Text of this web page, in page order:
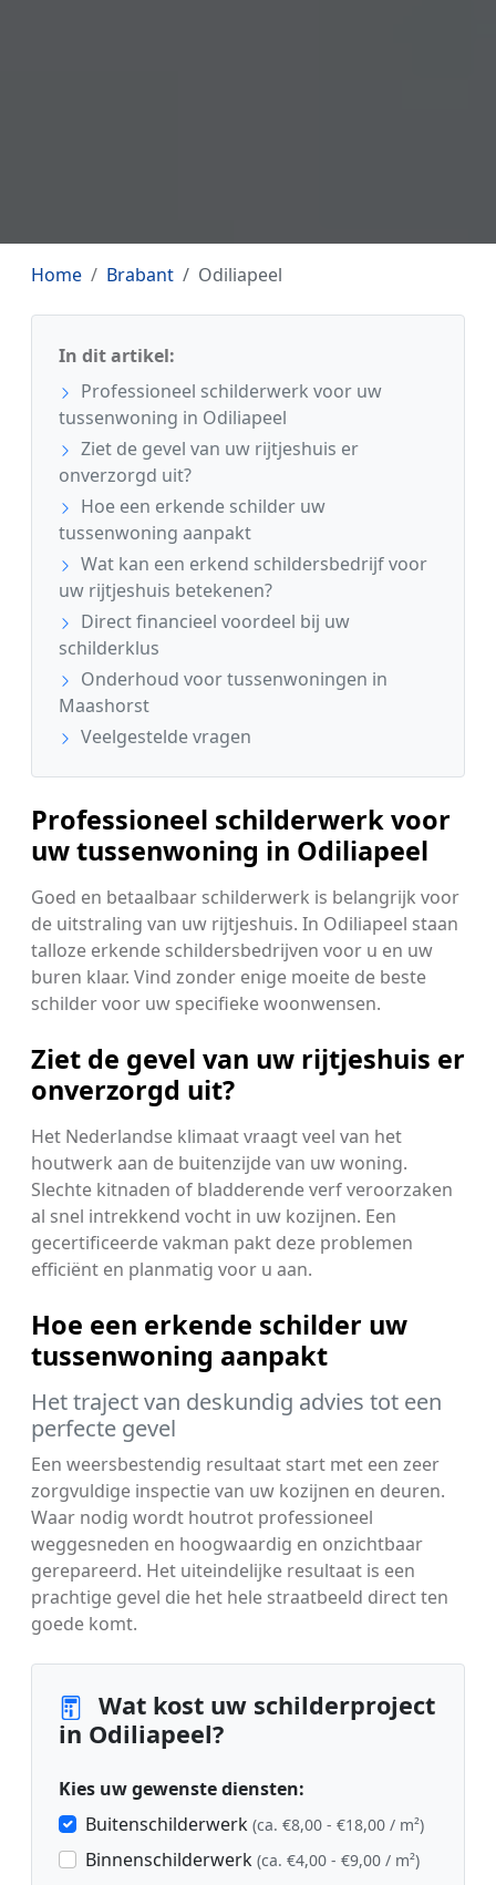
Home Brabant Odiliapeel
In dit artikel:
Professioneel schilderwerk voor uw
tussenwoning in Odiliapeel
Ziet de gevel van uw rijtjeshuis er
onverzorgd uit?
Hoe een erkende schilder uw
tussenwoning aanpakt
Wat kan een erkend schildersbedrijf voor
uw rijtjeshuis betekenen?
Direct financieel voordeel bij uw
schilderklus
Onderhoud voor tussenwoningen in
Maashorst
Veelgestelde vragen
Professioneel schilderwerk voor
uw tussenwoning in Odiliapeel
Goed en betaalbaar schilderwerk is belangrijk voor
de uitstraling van uw rijtjeshuis. In Odiliapeel staan
talloze erkende schildersbedrijven voor u en uw
buren klaar. Vind zonder enige moeite de beste
schilder voor uw specifieke woonwensen.
Ziet de gevel van uw rijtjeshuis er
onverzorgd uit?
Het Nederlandse klimaat vraagt veel van het
houtwerk aan de buitenzijde van uw woning.
Slechte kitnaden of bladderende verf veroorzaken
al snel intrekkend vocht in uw kozijnen. Een
gecertificeerde vakman pakt deze problemen
efficiënt en planmatig voor u aan.
Hoe een erkende schilder uw
tussenwoning aanpakt
Het traject van deskundig advies tot een
perfecte gevel
Een weersbestendig resultaat start met een zeer
zorgvuldige inspectie van uw kozijnen en deuren.
Waar nodig wordt houtrot professioneel
weggesneden en hoogwaardig en onzichtbaar
gerepareerd. Het uiteindelijke resultaat is een
prachtige gevel die het hele straatbeeld direct ten
goede komt.
Wat kost uw schilderproject
in Odiliapeel?
Kies uw gewenste diensten:
Buitenschilderwerk (ca. €8,00 - €18,00 / m²)
Binnenschilderwerk (ca. €4,00 - €9,00 / m²)